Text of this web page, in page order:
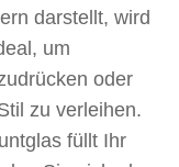
darstellt, wird
um
oder
zu verleihen.
füllt Ihr